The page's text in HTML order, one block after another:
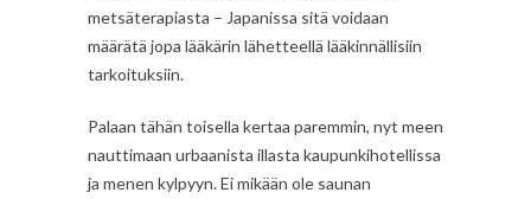
metsäterapiasta – Japanissa sitä voidaan
määrätä jopa lääkärin lähetteellä lääkinnällisiin
tarkoituksiin.
Palaan tähän toisella kertaa paremmin, nyt meen
nauttimaan urbaanista illasta kaupunkihotellissa
ja menen kylpyyn. Ei mikään ole saunan